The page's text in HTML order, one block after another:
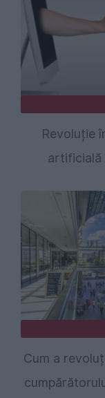
Revoluție
artificială
Cum a